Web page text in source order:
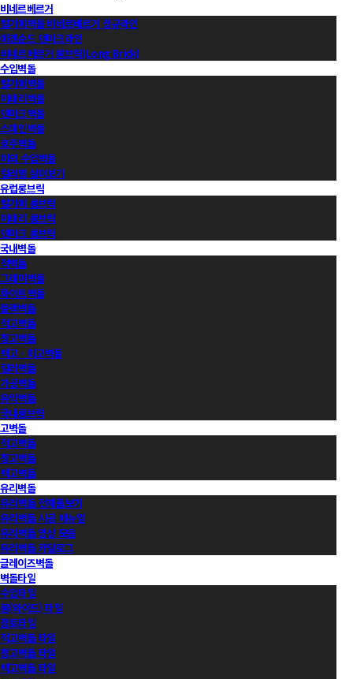
비네르베르거
벨기에벽돌 비네르베르거 정규라인
에겐순드 덴마크라인
비네르베르거 롱브릭(Long Brick)
수입벽돌
벨기에벽돌
이태리벽돌
덴마크벽돌
스페인벽돌
호주벽돌
이외 수입벽돌
컬러별 살펴보기
유럽롱브릭
벨기에 롱브릭
이태리 롱브릭
덴마크 롱브릭
국내벽돌
적벽돌
그레이벽돌
화이트벽돌
블랙벽돌
적고벽돌
청고벽돌
백고ㆍ회고벽돌
컬러벽돌
가공벽돌
유약벽돌
국내롱브릭
고벽돌
적고벽돌
청고벽돌
백고벽돌
유리벽돌
유리벽돌 전제품보기
유리벽돌 시공 매뉴얼
유리벽돌 영상 모음
유리벽돌 카달로그
글레이즈벽돌
벽돌타일
수입타일
롱(와이드) 타일
점토타일
적고벽돌 타일
청고벽돌 타일
백고벽돌 타일